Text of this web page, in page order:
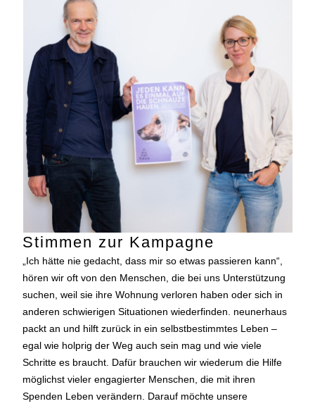
Stimmen zur Kampagne
„Ich hätte nie gedacht, dass mir so etwas passieren kann“,
hören wir oft von den Menschen, die bei uns Unterstützung
suchen, weil sie ihre Wohnung verloren haben oder sich in
anderen schwierigen Situationen wiederfinden. neunerhaus
packt an und hilft zurück in ein selbstbestimmtes Leben –
egal wie holprig der Weg auch sein mag und wie viele
Schritte es braucht. Dafür brauchen wir wiederum die Hilfe
möglichst vieler engagierter Menschen, die mit ihren
Spenden Leben verändern. Darauf möchte unsere